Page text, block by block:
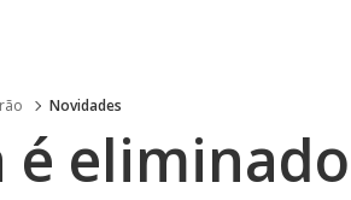
Novidades
é